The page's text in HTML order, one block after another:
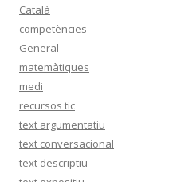
Català
competències
General
matemàtiques
medi
recursos tic
text argumentatiu
text conversacional
text descriptiu